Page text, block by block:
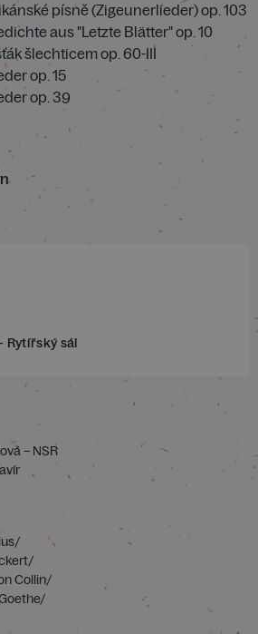
písně (Zigeunerlieder) op. 103
aus "Letzte Blätter" op. 10
šlechticem op. 60-III
op. 15
op. 39
Rytířský sál
– NSR
Collin/